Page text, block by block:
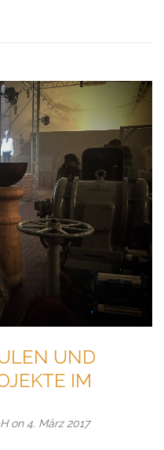
UND
IM
on 4. März 2017